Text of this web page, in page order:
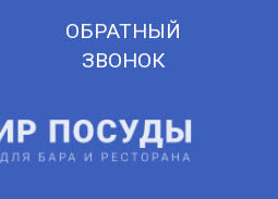
ОБРАТНЫЙ
ЗВОНОК